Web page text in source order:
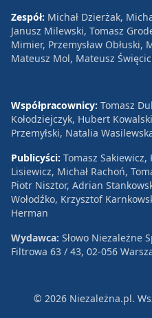
Zespół: Michał Dzierżak,
Janusz Milewski, Tomasz
Mimier, Przemysław Obłuski,
Mateusz Mol, Mateusz
Współpracownicy: Tomasz
Kołodziejczyk, Hubert
Przemyłski, Natalia
Publicyści: Tomasz
Lisiewicz, Michał Rachoń,
Piotr Nisztor, Adrian
Wołodźko, Krzysztof
Herman
Wydawca: Słowo Niezależne
Filtrowa 63 / 43, 02-056
© 2026 Niezależna.pl.